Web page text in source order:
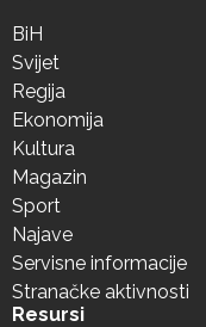
BiH
Svijet
Regija
Ekonomija
Kultura
Magazin
Sport
Najave
Servisne informacije
Stranačke aktivnosti
Resursi